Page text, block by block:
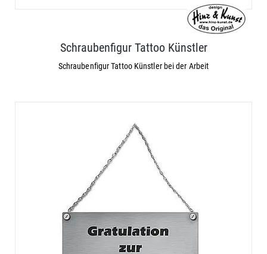
Schraubenfigur Tattoo Künstler
Schraubenfigur Tattoo Künstler bei der Arbeit